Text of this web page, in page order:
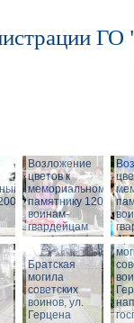
ГО
Возложение
цветов к
мемориальному
памятнику 1200
воинам-
гвардейцам
Братская
могила
советских
воинов, ул.
Герцена